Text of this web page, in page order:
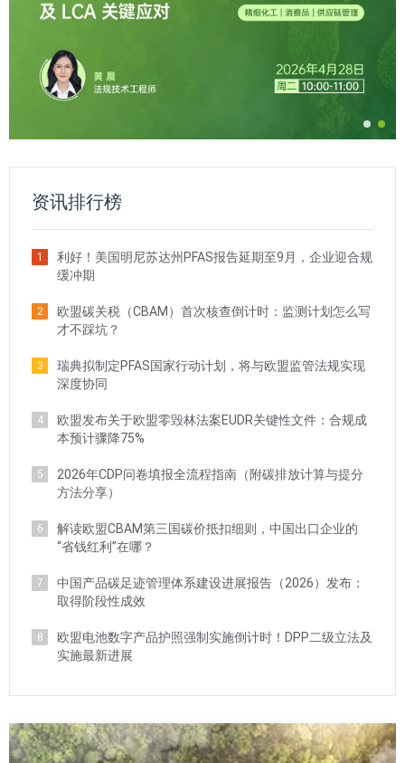
资讯排行榜
1
利好！美国明尼苏达州PFAS报告延期至9月，企业迎合规
缓冲期
2
欧盟碳关税（CBAM）首次核查倒计时：监测计划怎么写
才不踩坑？
3
瑞典拟制定PFAS国家行动计划，将与欧盟监管法规实现
深度协同
4
欧盟发布关于欧盟零毁林法案EUDR关键性文件：合规成
本预计骤降75%
5
2026年CDP问卷填报全流程指南（附碳排放计算与提分
方法分享）
6
解读欧盟CBAM第三国碳价抵扣细则，中国出口企业的
“省钱红利”在哪？
7
中国产品碳足迹管理体系建设进展报告（2026）发布：
取得阶段性成效
8
欧盟电池数字产品护照强制实施倒计时！DPP二级立法及
实施最新进展